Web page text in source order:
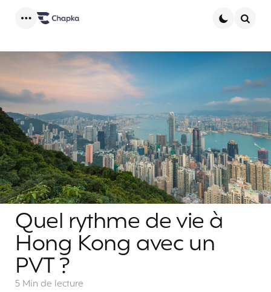
Quel rythme de vie à
Hong Kong avec un
PVT ?
5 Min de lecture